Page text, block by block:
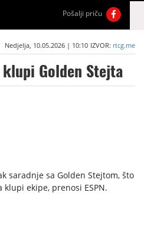
Pošalji priču
Nedjelja, 10.05.2026 | 10:10 IZVOR: rtcg.me
Golden Stejta
saradnje sa Golden Stejtom, što
ekipe, prenosi ESPN.